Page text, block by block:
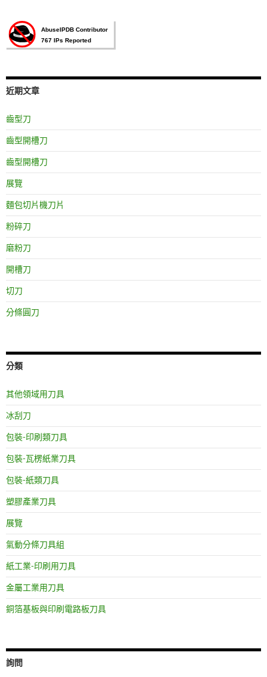
近期文章
齒型刀
齒型開槽刀
齒型開槽刀
展覽
麵包切片機刀片
粉碎刀
磨粉刀
開槽刀
切刀
分條圓刀
分類
其他領域用刀具
冰刮刀
包裝-印刷類刀具
包裝-瓦楞紙業刀具
包裝-紙類刀具
塑膠產業刀具
展覽
氣動分條刀具組
紙工業-印刷用刀具
金屬工業用刀具
銅箔基板與印刷電路板刀具
詢問